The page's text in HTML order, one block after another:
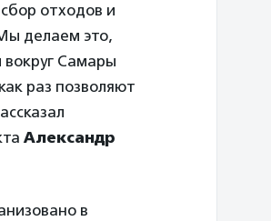
отходов и
делаем это,
Самары
раз позволяют
Александр
в